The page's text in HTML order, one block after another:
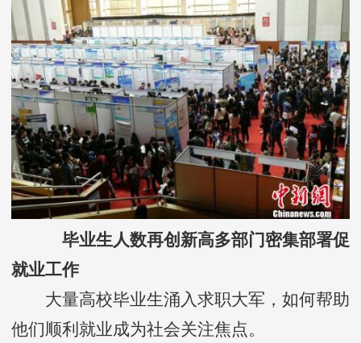
毕业生人数再创新高多部门密集部署促
就业工作
大量高校毕业生涌入求职大军，如何帮助
他们顺利就业成为社会关注焦点。